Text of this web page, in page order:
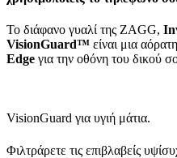
Το διάφανο γυαλί της ZAGG,
VisionGuard™ είναι μια
Edge για την οθόνη του δικού
VisionGuard για υγιή μάτια.
Φιλτράρετε τις επιβλαβείς